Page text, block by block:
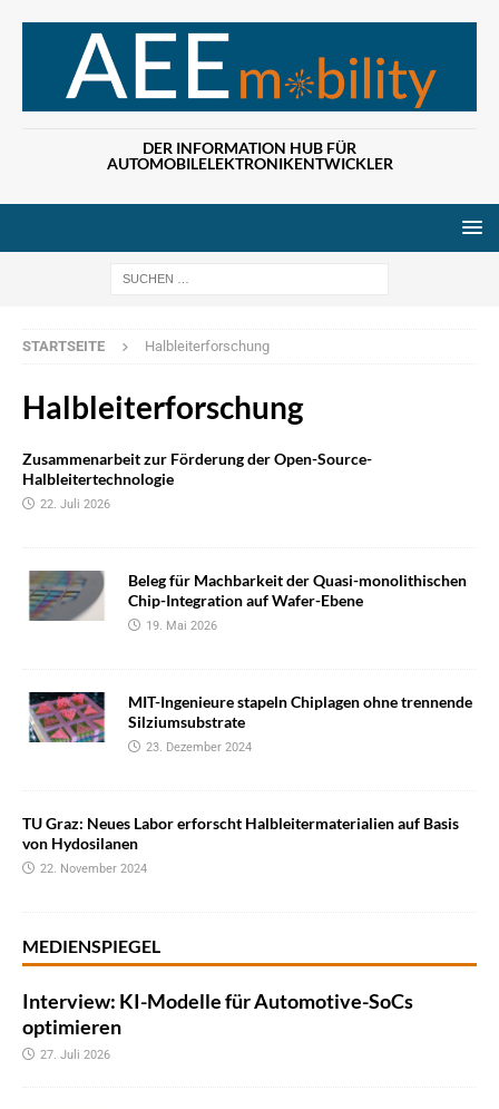
DER INFORMATION HUB FÜR
AUTOMOBILELEKTRONIKENTWICKLER
STARTSEITE Halbleiterforschung
Halbleiterforschung
Zusammenarbeit zur Förderung der Open-Source-
Halbleitertechnologie
22. Juli 2026
Beleg für Machbarkeit der Quasi-monolithischen
Chip-Integration auf Wafer-Ebene
19. Mai 2026
MIT-Ingenieure stapeln Chiplagen ohne trennende
Silziumsubstrate
23. Dezember 2024
TU Graz: Neues Labor erforscht Halbleitermaterialien auf Basis
von Hydosilanen
22. November 2024
MEDIENSPIEGEL
Interview: KI-Modelle für Automotive-SoCs
optimieren
27. Juli 2026